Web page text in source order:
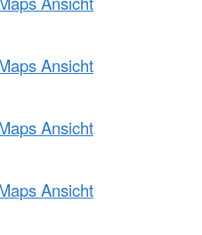
Ansicht
Ansicht
Ansicht